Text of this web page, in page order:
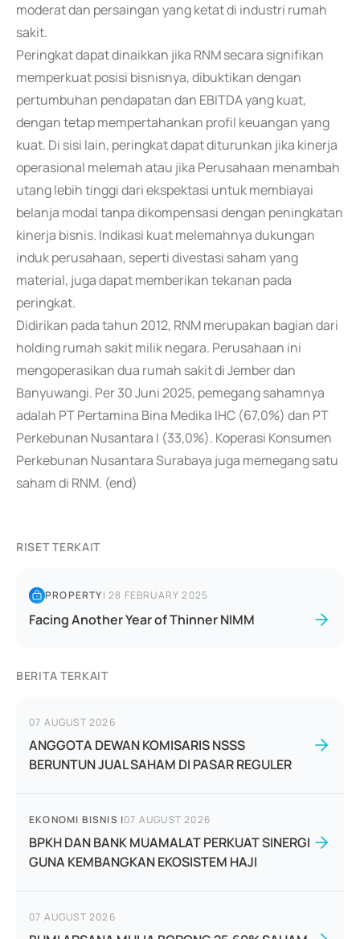
moderat dan persaingan yang ketat di industri rumah
sakit.
Peringkat dapat dinaikkan jika RNM secara signifikan
memperkuat posisi bisnisnya, dibuktikan dengan
pertumbuhan pendapatan dan EBITDA yang kuat,
dengan tetap mempertahankan profil keuangan yang
kuat. Di sisi lain, peringkat dapat diturunkan jika kinerja
operasional melemah atau jika Perusahaan menambah
utang lebih tinggi dari ekspektasi untuk membiayai
belanja modal tanpa dikompensasi dengan peningkatan
kinerja bisnis. Indikasi kuat melemahnya dukungan
induk perusahaan, seperti divestasi saham yang
material, juga dapat memberikan tekanan pada
peringkat.
Didirikan pada tahun 2012, RNM merupakan bagian dari
holding rumah sakit milik negara. Perusahaan ini
mengoperasikan dua rumah sakit di Jember dan
Banyuwangi. Per 30 Juni 2025, pemegang sahamnya
adalah PT Pertamina Bina Medika IHC (67,0%) dan PT
Perkebunan Nusantara I (33,0%). Koperasi Konsumen
Perkebunan Nusantara Surabaya juga memegang satu
saham di RNM. (end)
RISET TERKAIT
PROPERTY|28 FEBRUARY 2025
Facing Another Year of Thinner NIMM
BERITA TERKAIT
07 AUGUST 2026
ANGGOTA DEWAN KOMISARIS NSSS
BERUNTUN JUAL SAHAM DI PASAR REGULER
EKONOMI BISNIS |07 AUGUST 2026
BPKH DAN BANK MUAMALAT PERKUAT SINERGI
GUNA KEMBANGKAN EKOSISTEM HAJI
07 AUGUST 2026